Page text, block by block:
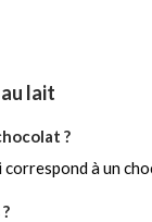
lait
?
à un